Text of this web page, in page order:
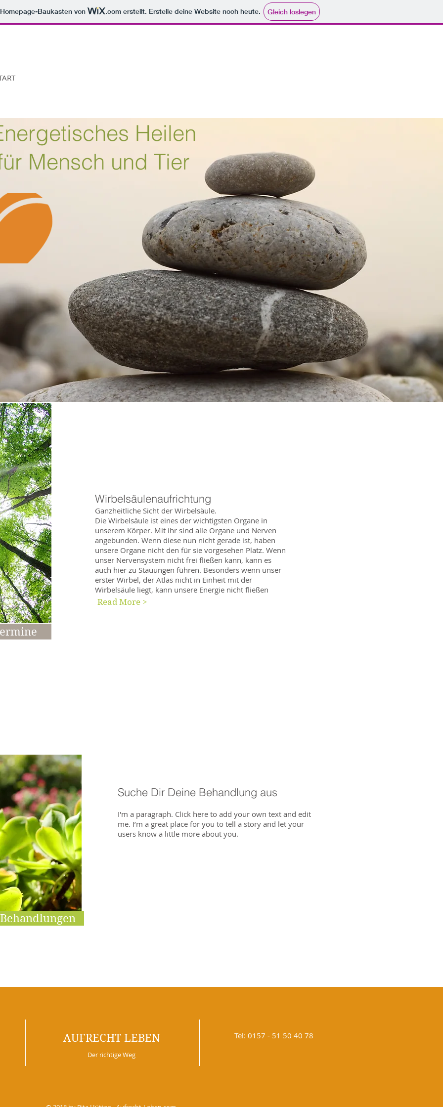
Baukasten von .com erstellt. Erstelle deine Website noch heute. Gleich loslegen
Heilen
Mensch und Tier
Wirbelsäulenaufrichtung
Ganzheitliche Sicht der Wirbelsäule.
Die Wirbelsäule ist eines der wichtigsten Organe in
unserem Körper. Mit ihr sind alle Organe und Nerven
angebunden. Wenn diese nun nicht gerade ist, haben
unsere Organe nicht den für sie vorgesehen Platz. Wenn
unser Nervensystem nicht frei fließen kann, kann es
auch hier zu Stauungen führen. Besonders wenn unser
erster Wirbel, der Atlas nicht in Einheit mit der
Wirbelsäule liegt, kann unsere Energie nicht fließen
Read More >
Behandlungen
Suche Dir Deine Behandlung aus
I'm a paragraph. Click here to add your own text and edit
me. I’m a great place for you to tell a story and let your
users know a little more about you.
Tel: 0157 - 51 50 40 78
AUFRECHT LEBEN
Der richtige Weg